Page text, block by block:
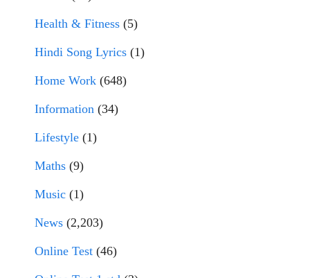
Health & Fitness (5)
Hindi Song Lyrics (1)
Home Work (648)
Information (34)
Lifestyle (1)
Maths (9)
Music (1)
News (2,203)
Online Test (46)